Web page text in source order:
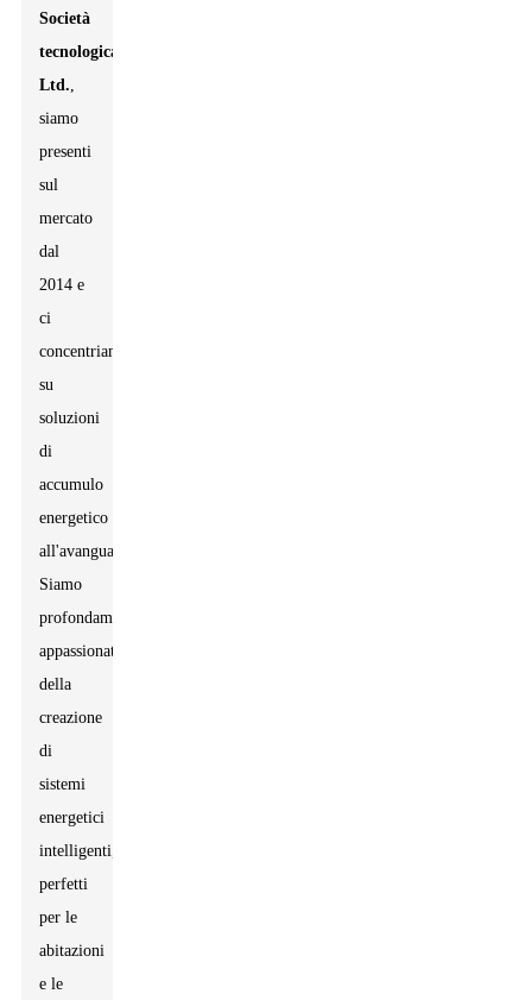
Società
tecnologica
Ltd.,
siamo
presenti
sul
mercato
dal
2014 e
ci
concentriamo
su
soluzioni
di
accumulo
energetico
all'avanguardia.
Siamo
profondamente
appassionati
della
creazione
di
sistemi
energetici
intelligenti,
perfetti
per le
abitazioni
e le